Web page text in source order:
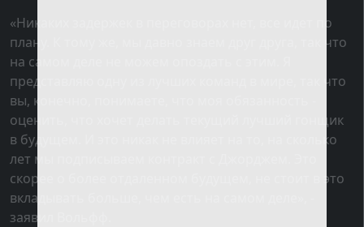
«Никаких задержек в переговорах нет, все идет по
плану. К тому же, мы давно знаем друг друга, так что
на самом деле не можем опоздать с этим. Я
представляю одну из лучших команд в мире, так что
вы, конечно, понимаете, что моя обязанность -
оценить, что хочет делать текущий лучший гонщик
в будущем. И это никак не влияет на то, на сколько
лет мы подписываем контракт с Джорджем. Это
скорее о более отдаленном будущем, не стоит в это
вкладывать больше, чем есть на самом деле», -
заявил Вольфф.